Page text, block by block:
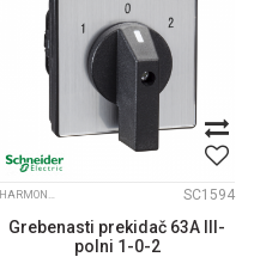
HARMONY K 30A-150A SC1594
Grebenasti prekidač 63A III-
polni 1-0-2